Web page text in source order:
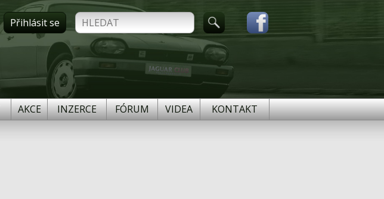
Přihlásit se
AKCE INZERCE FÓRUM VIDEA KONTAKT